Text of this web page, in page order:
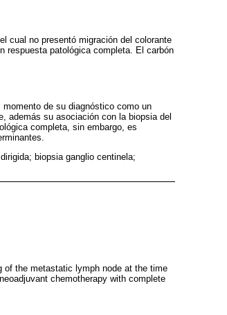
cual no presentó migración del colorante
respuesta patológica completa. El carbón
de su diagnóstico como un
además su asociación con la biopsia del
completa, sin embargo, es
biopsia ganglio centinela;
of the metastatic lymph node at the time
chemotherapy with complete